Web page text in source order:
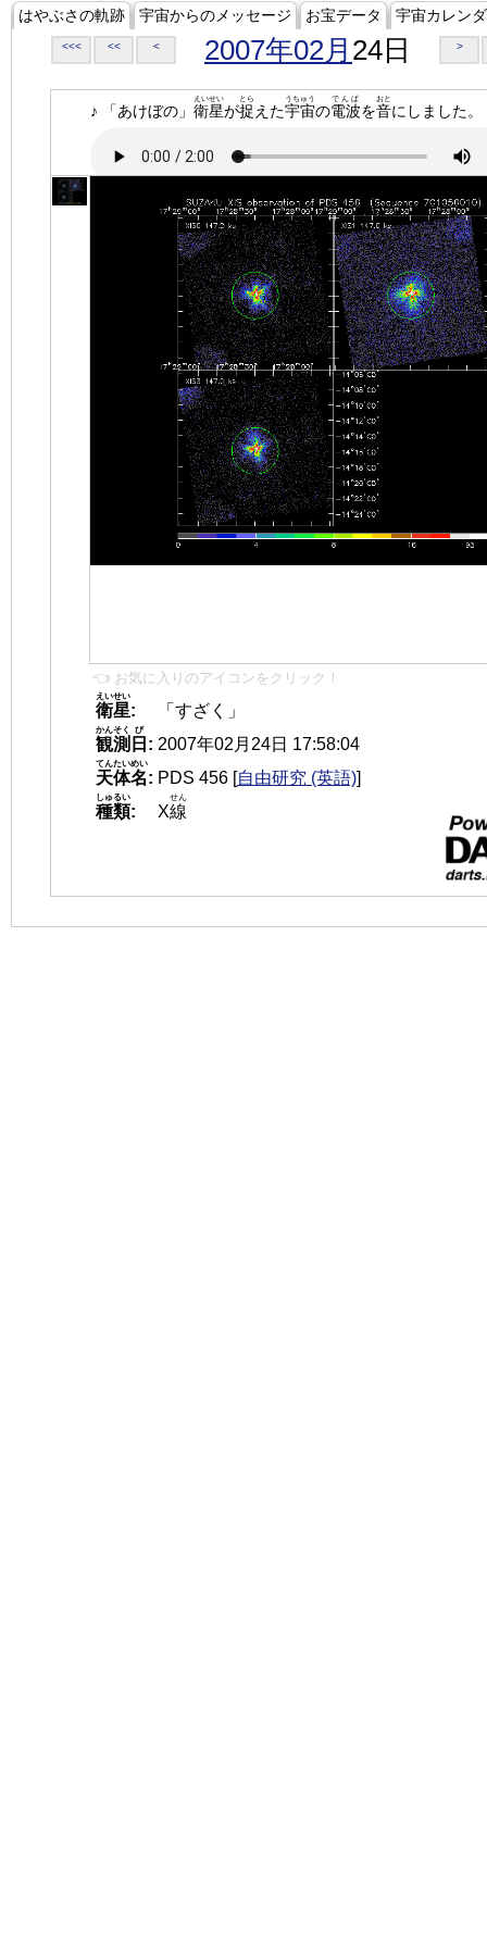
はやぶさの軌跡 宇宙からのメッセージ お宝データ 宇宙カレン
<<< << < 2007年02月 24日 >
♪ 「あけぼの」 衛星
えいせい
が捉
とら
えた宇宙
うちゅう
の電波
でんぱ
を音
おと
にしました。
👈 お気に入りのアイコンをクリック！
衛星
えいせい
:
「すざく」
観測
かんそく
日
び
: 2007年02月24日 17:58:04
天体名
てんたいめい
: PDS 456 [自由研究 (英語)]
種類
しゅるい
: X線
せん